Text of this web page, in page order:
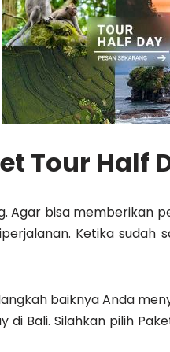
Tour Half
Agar bisa memberikan
Ketika
baiknya Anda
Bali. Silahkan pilih